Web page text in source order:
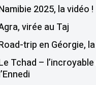
2025, la vidéo !
virée au Taj
trip en Géorgie,
Tchad –